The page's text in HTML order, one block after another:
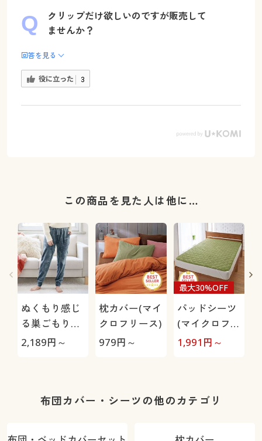
クリップだけ欲しいのですが販売して
ませんか？
回答を見る
役に立った 3
この商品を見た人は他に…
ぬくもり感じ
る巣ごもりル
ームパンツ(両
2,189円～
枕カバー(マイ
クロフリース)
979円～
パッドシーツ
(マイクロフリ
ース)
最大30%OFF
1,991 円～
布団カバー・シーツの他のカテゴリ